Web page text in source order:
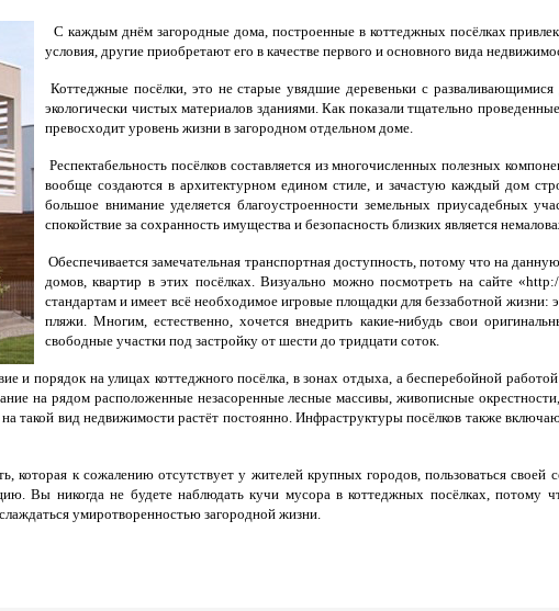
С каждым днём загородные дома, построенные в коттеджных посёлках
условия, другие приобретают его в качестве первого и основного вида
Коттеджные посёлки, это не старые увядшие деревеньки с
экологически чистых материалов зданиями. Как показали тщательно
превосходит уровень жизни в загородном отдельном доме.
Респектабельность посёлков составляется из многочисленных полезных
вообще создаются в архитектурном едином стиле, и зачастую каждый дом
большое внимание уделяется благоустроенности земельных приусадебных
спокойствие за сохранность имущества и безопасность близких является
Обеспечивается замечательная транспортная доступность, потому что на
домов, квартир в этих посёлках. Визуально можно посмотреть на сайте
стандартам и имеет всё необходимое игровые площадки для беззаботной жизни:
пляжи. Многим, естественно, хочется внедрить какие-нибудь свои
свободные участки под застройку от шести до тридцати соток.
и порядок на улицах коттеджного посёлка, в зонах отдыха, а бесперебойной
на рядом расположенные незасоренные лесные массивы, живописные
такой вид недвижимости растёт постоянно. Инфраструктуры посёлков также
к сожалению отсутствует у жителей крупных городов, пользоваться
Вы никогда не будете наблюдать кучи мусора в коттеджных посёлках, потому
умиротворенностью загородной жизни.